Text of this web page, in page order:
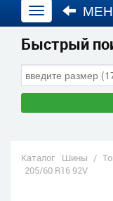
Открыть
навигацию
Быстрый
Каталог Шины /
205/60 R16 92V